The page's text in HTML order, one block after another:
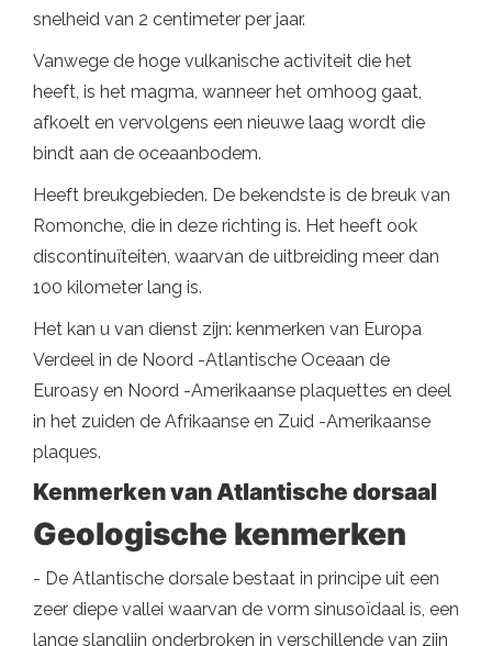
snelheid van 2 centimeter per jaar.
Vanwege de hoge vulkanische activiteit die het
heeft, is het magma, wanneer het omhoog gaat,
afkoelt en vervolgens een nieuwe laag wordt die
bindt aan de oceaanbodem.
Heeft breukgebieden. De bekendste is de breuk van
Romonche, die in deze richting is. Het heeft ook
discontinuïteiten, waarvan de uitbreiding meer dan
100 kilometer lang is.
Het kan u van dienst zijn: kenmerken van Europa
Verdeel in de Noord -Atlantische Oceaan de
Euroasy en Noord -Amerikaanse plaquettes en deel
in het zuiden de Afrikaanse en Zuid -Amerikaanse
plaques.
Kenmerken van Atlantische dorsaal
Geologische kenmerken
- De Atlantische dorsale bestaat in principe uit een
zeer diepe vallei waarvan de vorm sinusoïdaal is, een
lange slanglijn onderbroken in verschillende van zijn